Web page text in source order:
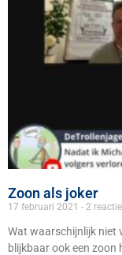
Zoon als joker
17 februari 2021 2
Wat waarschijnlijk niet
blijkbaar ook een zoon